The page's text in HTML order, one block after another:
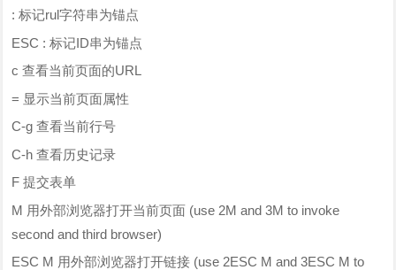
: 标记rul字符串为锚点
ESC : 标记ID串为锚点
c 查看当前页面的URL
= 显示当前页面属性
C-g 查看当前行号
C-h 查看历史记录
F 提交表单
M 用外部浏览器打开当前页面 (use 2M and 3M to invoke
second and third browser)
ESC M 用外部浏览器打开链接 (use 2ESC M and 3ESC M to